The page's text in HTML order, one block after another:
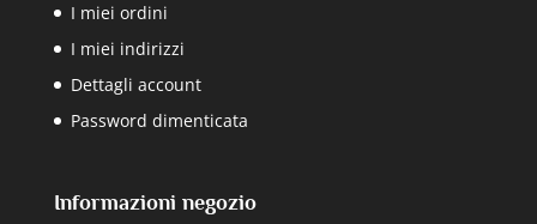
I miei ordini
I miei indirizzi
Dettagli account
Password dimenticata
Informazioni negozio